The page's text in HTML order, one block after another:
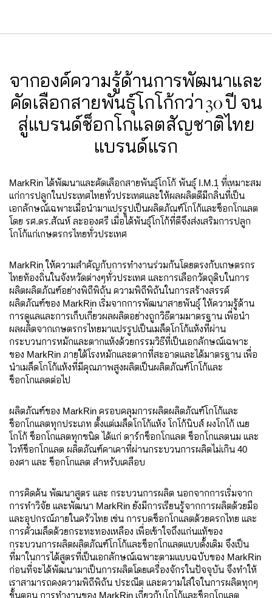
จากองค์ความรู้ด้านการพัฒนาและ
คัดเลือกสายพันธุ์โกโก้กว่า 30 ปี จน
สู่แบรนด์ช็อกโกแลตสัญชาติไทย
แบรนด์แรก
MarkRin ได้พัฒนาและคัดเลือกสายพันธุ์โกโก้ พันธุ์ I.M.1 ที่เหมาะสม
แก่การปลูกในประเทศไทยทั่วประเทศและให้ผลผลิตดีมีกลิ่นที่เป็น
เอกลักษณ์เฉพาะเมื่อนำมาแปรรูปเป็นผลิตภัณฑ์โกโก้และช็อกโกแลต
โดย รศ.ดร.สัณห์ ละอองศรี เมื่อได้พันธุ์โกโก้ที่ดีจึงส่งเสริมการปลูก
โกโก้แก่เกษตรกรไทยทั่วประเทศ
MarkRin ให้ความสำคัญกับการทำงานร่วมกันโดยตรงกับเกษตรกร
ไทยท้องถิ่นในจังหวัดต่างๆทั่วประเทศ และการเลือกวัตถุดิบในการ
ผลิตผลิตภัณฑ์อย่างพิถีพิถัน ความพิถีพิถันในการสร้างสรรค์
ผลิตภัณฑ์ของ MarkRin เริ่มจากการพัฒนาสายพันธุ์ ให้ความรู้ด้าน
การดูแลและการเก็บเกี่ยวผลผลิตอย่างถูกวิธีตามมาตรฐาน เพื่อนำ
ผลผลิตจากเกษตรกรไทยมาแปรรูปเป็นเมล็ดโกโก้แห้งที่ผ่าน
กระบวนการหมักและตากแห้งด้วยกรรมวิธีที่เป็นเอกลักษณ์เฉพาะ
ของ MarkRin ภายใต้โรงหมักและตากที่สะอาดและได้มาตรฐาน เพื่อ
นำเมล็ดโกโก้แห้งที่มีคุณภาพสูงผลิตเป็นผลิตภัณฑ์โกโก้และ
ช็อกโกแลตต่อไป
ผลิตภัณฑ์ของ MarkRin ครอบคลุมการผลิตผลิตภัณฑ์โกโก้และ
ช็อกโกแลตทุกประเภท ตั้งแต่เมล็ดโกโก้แห้ง โกโก้นิบส์ ผงโกโก้ เนย
โกโก้ ช็อกโกแลตทุกชนิด ได้แก่ ดาร์กช็อกโกแลต ช็อกโกแลตนม และ
ไวท์ช็อกโกแลต ผลิตภัณฑ์คาเคาที่ผ่านกระบวนการผลิตไม่เกิน 40
องศา และ ช็อกโกแลต สำหรับเคลือบ
การคิดค้น พัฒนาสูตร และ กระบวนการผลิต นอกจากการเริ่มจาก
การทำวิจัย และพัฒนา MarkRin ยังมีการเรียนรู้จากการผลิตด้วยมือ
และอุปกรณ์ภายในครัวไทย เช่น การบดช็อกโกแลตด้วยครกไทย และ
การคั่วเมล็ดด้วยกระทะทองเหลือง เพื่อเข้าใจถึงแก่นแท้ของ
กระบวนการผลิตผลิตภัณฑ์โกโก้และช็อกโกแลตแบบดั้งเดิม จึงเป็น
ที่มาในการได้สูตรที่เป็นเอกลักษณ์เฉพาะตามแบบฉบับของ MarkRin
ก่อนที่จะได้พัฒนามาเป็นการผลิตโดยเครื่องจักรในปัจจุบัน จึงทำให้
เราสามารถคงความพิถีพิถัน ประณีต และความใส่ใจในการผลิตทุกๆ
ขั้นตอน การทำงานของ MarkRin เกี่ยวกับโกโก้และช็อกโกแลต